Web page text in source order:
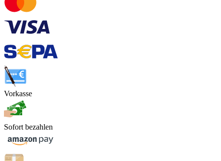
Vorkasse
Sofort bezahlen